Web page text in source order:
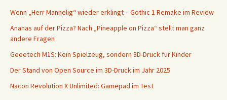
Wenn „Herr Mannelig“ wieder erklingt – Gothic 1 Remake im Review
Ananas auf der Pizza? Nach „Pineapple on Pizza“ stellt man ganz
andere Fragen
Geeetech M1S: Kein Spielzeug, sondern 3D-Druck für Kinder
Der Stand von Open Source im 3D-Druck im Jahr 2025
Nacon Revolution X Unlimited: Gamepad im Test